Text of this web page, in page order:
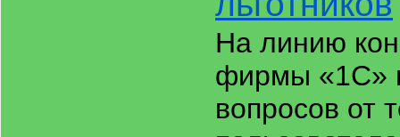
На линию
фирмы «1С»
вопросов от